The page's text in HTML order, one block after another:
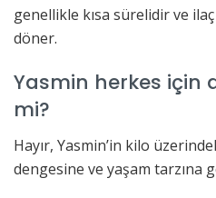
genellikle kısa sürelidir ve
döner.
Yasmin herkes için
mi?
Hayır, Yasmin’in kilo
dengesine ve yaşam tarzına